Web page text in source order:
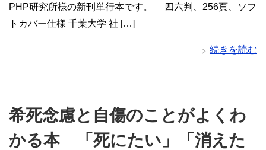
PHP研究所様の新刊単行本です。 四六判、256頁、ソフ
トカバー仕様 千葉大学 社 […]
続きを読む
希死念慮と自傷のことがよくわ
かる本 「死にたい」「消えた